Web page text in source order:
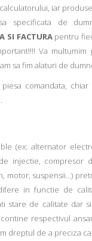
iar
specificata de
SI FACTURApentru
Va multumim
sa fim alaturi de
comandata, chiar
(ex: alternator
injectie, compresor
motor, suspensii...)
in functie de
stare de calitate dar
respectivul
dreptul de a preciza